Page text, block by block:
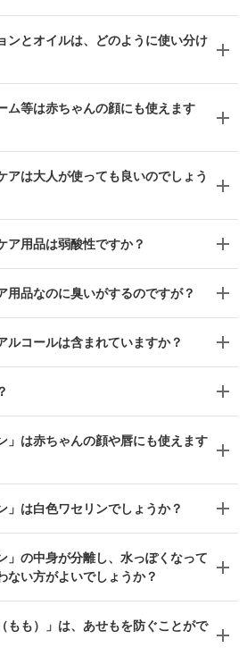
ンとオイルは、どのように使い分け
ム等は赤ちゃんの顔にも使えます
アは大人が使っても良いのでしょう
ア用品は弱酸性ですか？
用品なのに臭いがするのですが？
ルコールは含まれていますか？
」は赤ちゃんの顔や唇にも使えます
」は白色ワセリンでしょうか？
」の中身が分離し、水っぽくなって
ない方がよいでしょうか？
もも）」は、あせもを防ぐことがで